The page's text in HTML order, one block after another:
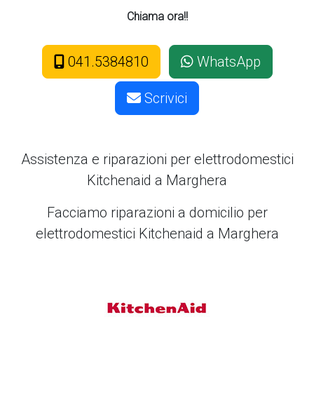
Chiama ora!!
041.5384810 WhatsApp
Scrivici
Assistenza e riparazioni per elettrodomestici
Kitchenaid a Marghera
Facciamo riparazioni a domicilio per
elettrodomestici Kitchenaid a Marghera